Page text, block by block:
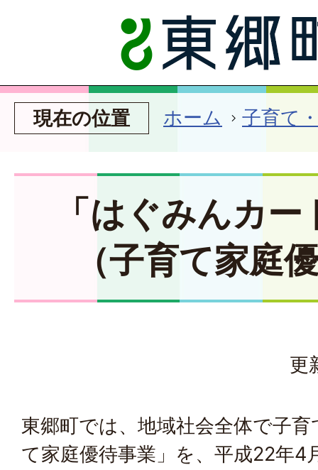
現在の位置 ホーム 子育て
「はぐみんカ
（子育て家庭
更
東郷町では、地域社会全体で子
て家庭優待事業」を、平成22年4